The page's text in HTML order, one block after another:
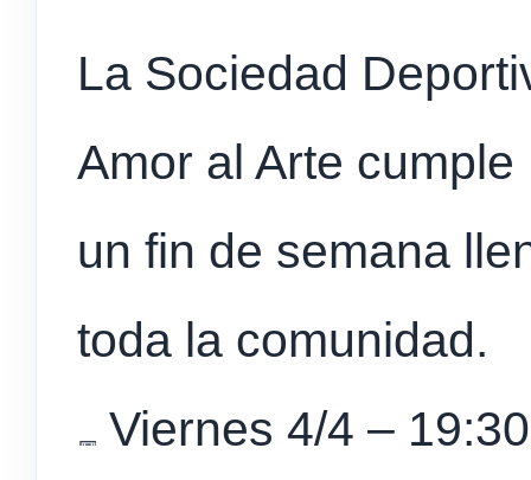
La Sociedad
Amor al Arte
un fin de semana
toda la comunidad.
Viernes 4/4 –